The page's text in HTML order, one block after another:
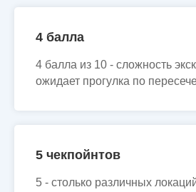
4 балла
4 балла из 10 - сложность
ожидает прогулка по
5 чекпойнтов
5 - столько различных